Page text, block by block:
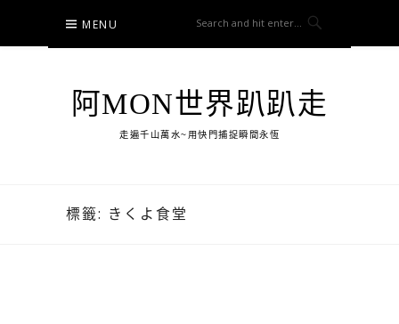
content
MENU
阿MON世界趴趴走
走遍千山萬水~用快門捕捉瞬間永恆
標籤: きくよ食堂